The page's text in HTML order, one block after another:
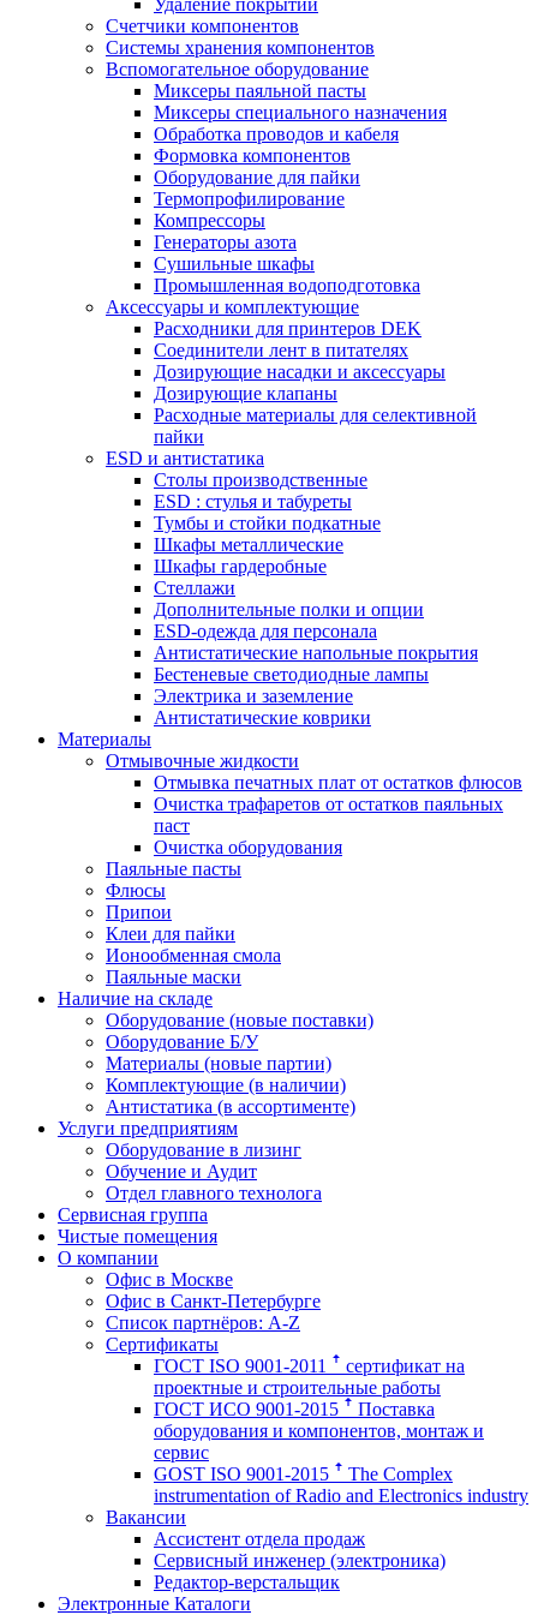
Удаление покрытий
Счетчики компонентов
Системы хранения компонентов
Вспомогательное оборудование
Миксеры паяльной пасты
Миксеры специального назначения
Обработка проводов и кабеля
Формовка компонентов
Оборудование для пайки
Термопрофилирование
Компрессоры
Генераторы азота
Сушильные шкафы
Промышленная водоподготовка
Аксессуары и комплектующие
Расходники для принтеров DEK
Соединители лент в питателях
Дозирующие насадки и аксессуары
Дозирующие клапаны
Расходные материалы для селективной
пайки
ESD и антистатика
Столы производственные
ESD : cтулья и табуреты
Тумбы и стойки подкатные
Шкафы металлические
Шкафы гардеробные
Стеллажи
Дополнительные полки и опции
ESD-одежда для персонала
Антистатические напольные покрытия
Бестеневые светодиодные лампы
Электрика и заземление
Антистатические коврики
Материалы
Отмывочные жидкости
Отмывка печатных плат от остатков флюсов
Очистка трафаретов от остатков паяльных
паст
Очистка оборудования
Паяльные пасты
Флюсы
Припои
Клеи для пайки
Ионообменная смола
Паяльные маски
Наличие на складе
Оборудование (новые поставки)
Оборудование Б/У
Материалы (новые партии)
Комплектующие (в наличии)
Антистатика (в ассортименте)
Услуги предприятиям
Оборудование в лизинг
Обучение и Аудит
Отдел главного технолога
Сервисная группа
Чистые помещения
О компании
Офис в Москве
Офис в Санкт-Петербурге
Список партнёров: A-Z
Сертификаты
ГОСТ ISO 9001-2011 ꜛ сертификат на
проектные и строительные работы
ГОСТ ИСО 9001-2015 ꜛ Поставка
оборудования и компонентов, монтаж и
сервис
GOST ISO 9001-2015 ꜛ The Complex
instrumentation of Radio and Electronics industry
Вакансии
Ассистент отдела продаж
Сервисный инженер (электроника)
Редактор-верстальщик
Электронные Каталоги